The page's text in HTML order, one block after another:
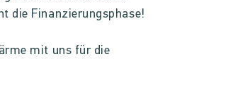
die Finanzierungsphase!
mit uns für die